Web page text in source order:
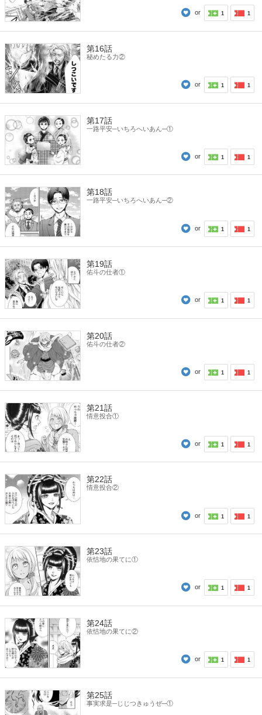
or 1 1
第16話
秘めたる力②
or 1 1
第17話
一路平安─いちろへいあん─①
or 1 1
第18話
一路平安─いちろへいあん─②
or 1 1
第19話
佑斗の仕者①
or 1 1
第20話
佑斗の仕者②
or 1 1
第21話
情意投合①
or 1 1
第22話
情意投合②
or 1 1
第23話
依怙地の果てに①
or 1 1
第24話
依怙地の果てに②
or 1 1
第25話
事実求是─じじつきゅうぜ─①